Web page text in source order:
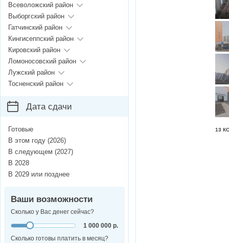
13
Всеволожский район
Выборгский район
Гатчинский район
Кингисеппский район
Кировский район
Ломоносовский район
Лужский район
Тосненский район
Дата сдачи
Готовые
В этом году (2026)
В следующем (2027)
В 2028
В 2029 или позднее
Ваши возможности
Сколько у Вас денег сейчас?
1 000 000 р.
Сколько готовы платить в месяц?